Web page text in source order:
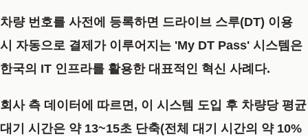
차량 번호를 사전에 등록하면 드라이브 스루(DT) 이용
시 자동으로 결제가 이루어지는 'My DT Pass' 시스템은
한국의 IT 인프라를 활용한 대표적인 혁신 사례다.
회사 측 데이터에 따르면, 이 시스템 도입 후 차량당 평균
대기 시간은 약 13~15초 단축(전체 대기 시간의 약 10%